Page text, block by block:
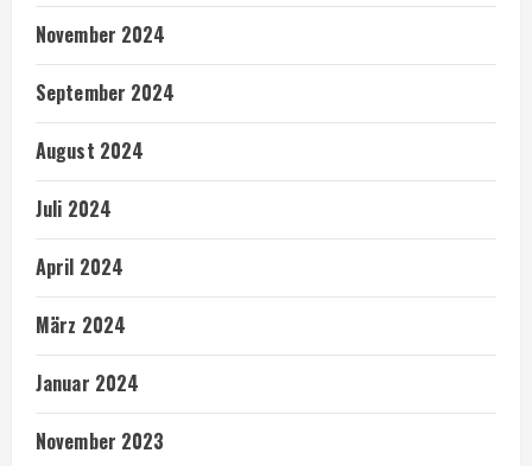
November 2024
September 2024
August 2024
Juli 2024
April 2024
März 2024
Januar 2024
November 2023